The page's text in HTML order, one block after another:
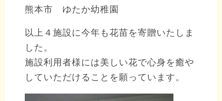
熊本市 ゆたか幼稚園
以上４施設に今年も花苗を寄贈いたしま
した。
施設利用者様には美しい花で心身を癒や
していただけることを願っています。